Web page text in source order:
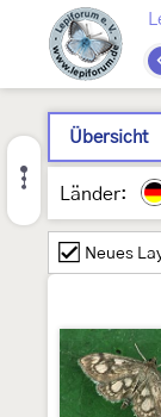
Übersicht
Länder:
Neues